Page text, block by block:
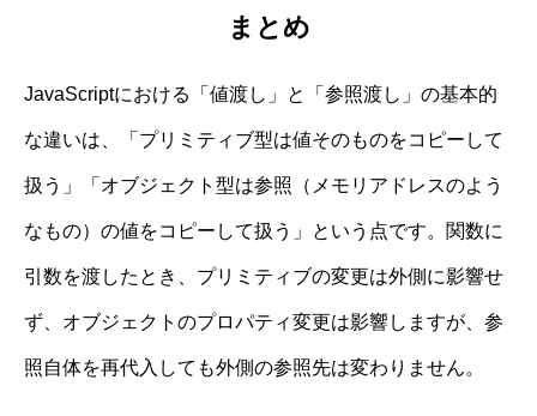
まとめ
JavaScriptにおける「値渡し」と「参照渡し」の基本的
な違いは、「プリミティブ型は値そのものをコピーして
扱う」「オブジェクト型は参照（メモリアドレスのよう
なもの）の値をコピーして扱う」という点です。関数に
引数を渡したとき、プリミティブの変更は外側に影響せ
ず、オブジェクトのプロパティ変更は影響しますが、参
照自体を再代入しても外側の参照先は変わりません。